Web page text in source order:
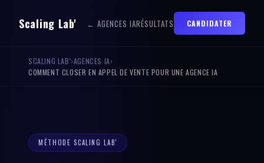
Scaling Lab' ← AGENCES IARÉSULTATS CANDIDATER
SCALING LAB'›AGENCES IA›
COMMENT CLOSER EN APPEL DE VENTE POUR UNE AGENCE IA
MÉTHODE SCALING LAB'